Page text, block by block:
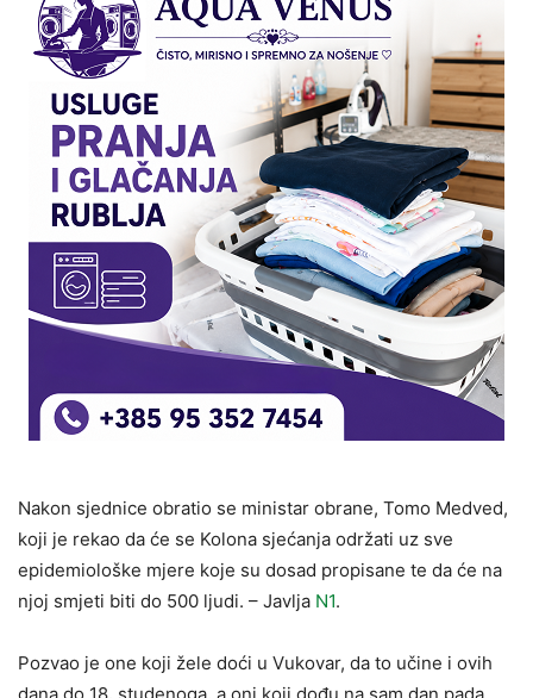
Nakon sjednice obratio se ministar obrane, Tomo Medved,
koji je rekao da će se Kolona sjećanja održati uz sve
epidemiološke mjere koje su dosad propisane te da će na
njoj smjeti biti do 500 ljudi. – Javlja N1.
Pozvao je one koji žele doći u Vukovar, da to učine i ovih